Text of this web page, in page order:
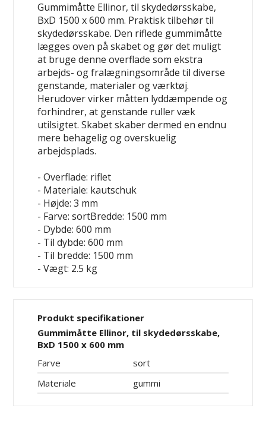
Gummimåtte Ellinor, til skydedørsskabe,
BxD 1500 x 600 mm. Praktisk tilbehør til
skydedørsskabe. Den riflede gummimåtte
lægges oven på skabet og gør det muligt
at bruge denne overflade som ekstra
arbejds- og fralægningsområde til diverse
genstande, materialer og værktøj.
Herudover virker måtten lyddæmpende og
forhindrer, at genstande ruller væk
utilsigtet. Skabet skaber dermed en endnu
mere behagelig og overskuelig
arbejdsplads.
- Overflade: riflet
- Materiale: kautschuk
- Højde: 3 mm
- Farve: sortBredde: 1500 mm
- Dybde: 600 mm
- Til dybde: 600 mm
- Til bredde: 1500 mm
- Vægt: 2.5 kg
Produkt specifikationer
Gummimåtte Ellinor, til skydedørsskabe,
BxD 1500 x 600 mm
Farve
sort
Materiale
gummi